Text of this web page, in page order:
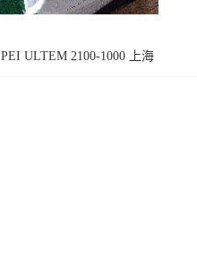
PEI ULTEM 2100-1000 上海